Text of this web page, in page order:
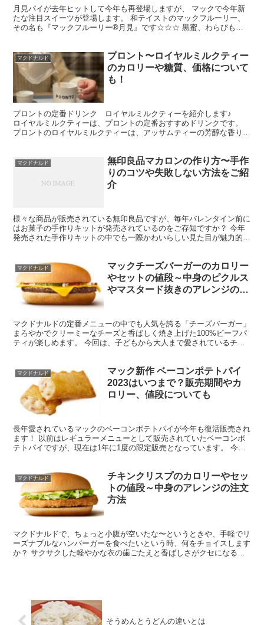
月見パイが去年ヒットして今年も再登場しますが、 マックで今年新
たな注目スイーツが登場します。 和テイストのマックフルーリー、
その名も『マックフルーリー®月見』です☆☆☆ 黒蜜、わらびも
マクドナルド
プロント〜ロイヤルミルクティー
のカロリーや糖質、価格について
も！
プロントの定番ドリンク ロイヤルミルクティーを紹介します♪
ロイヤルミルクティーは、プロントの定番おすすめドリンクです。
プロントのロイヤルミルクティーは、アッサムティーの芳醇な香りと
マクドナルド
無印良品マカロンの作り方〜手作
りのコツや失敗しない方法をご紹
介
様々な商品が販売されている無印良品ですが、毎年バレンタイン前に
はお菓子の手作りキットが発売されているのをご存知ですか？ 今年
発売された手作りキットの中でも一際かわいらしい見た目が魅力的な
マクドナルド
マックチーズバーガーのカロリー
やセットの値段～中身のピクルス
やマスタード抜きのアレンジの注
マクドナルドの定番メニューの中でも人気を誇る「チーズバーガー」
まろやかでクリーミーなチーズと香ばしく焼き上げた100%ビーフパ
ティが楽しめます。 今回は、子どもから大人まで愛されているチー
マクドナルド
マック新作 ベーコンポテトパイ
2023はいつまで？販売期間やカ
ロリー、値段についても
長年愛されているマックのベーコンポテトパイが今年も復活販売され
ます！ 以前はレギュラーメニューとして販売されていたベーコンポ
テトパイですが、現在は1年に1度の限定販売となっています。 今年
マクドナルド
チキンクリスプのカロリーやセッ
トの値段～中身のアレンジの注文
方法
マクドナルドで、ちょっと小腹が空いたな〜というときや、手軽でリ
ーズナブルなハンバーガーを食べたいという時、何をチョイスします
か？ サクサクした軽やかな衣の歯ごたえと香ばしさがクセになるチ
そうめんとうどんの違いとは